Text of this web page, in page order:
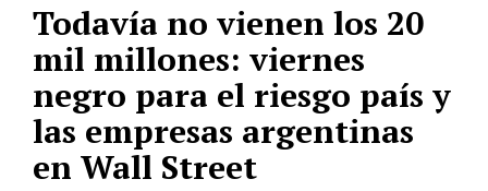
Todavía no vienen los 20
mil millones: viernes
negro para el riesgo país y
las empresas argentinas
en Wall Street